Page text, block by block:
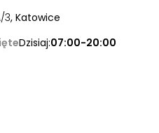
3, Katowice
Dzisiaj:07:00-20:00